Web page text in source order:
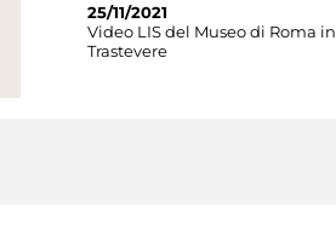
25/11/2021
Video LIS del Museo di Roma in
Trastevere